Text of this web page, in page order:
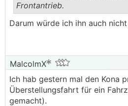
..
Frontantrieb.
Darum würde ich ihn auch
MalcolmX
Ich hab gestern mal den Kona
Überstellungsfahrt für ein
gemacht).